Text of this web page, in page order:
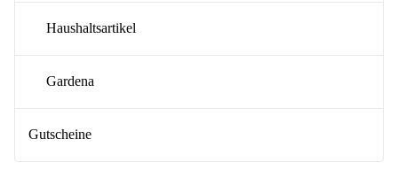
Haushaltsartikel
Gardena
Gutscheine